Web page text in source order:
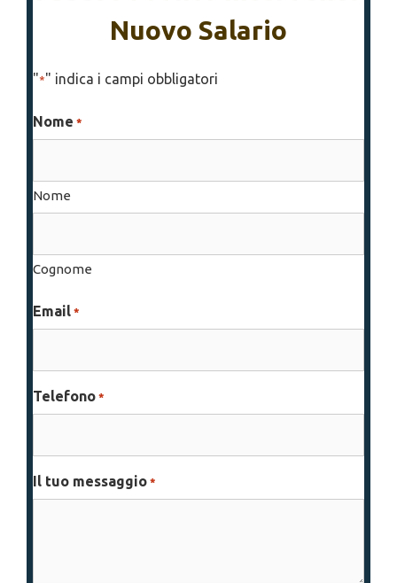
Nuovo Salario
"*" indica i campi obbligatori
Nome *
Nome
Cognome
Email *
Telefono *
Il tuo messaggio *